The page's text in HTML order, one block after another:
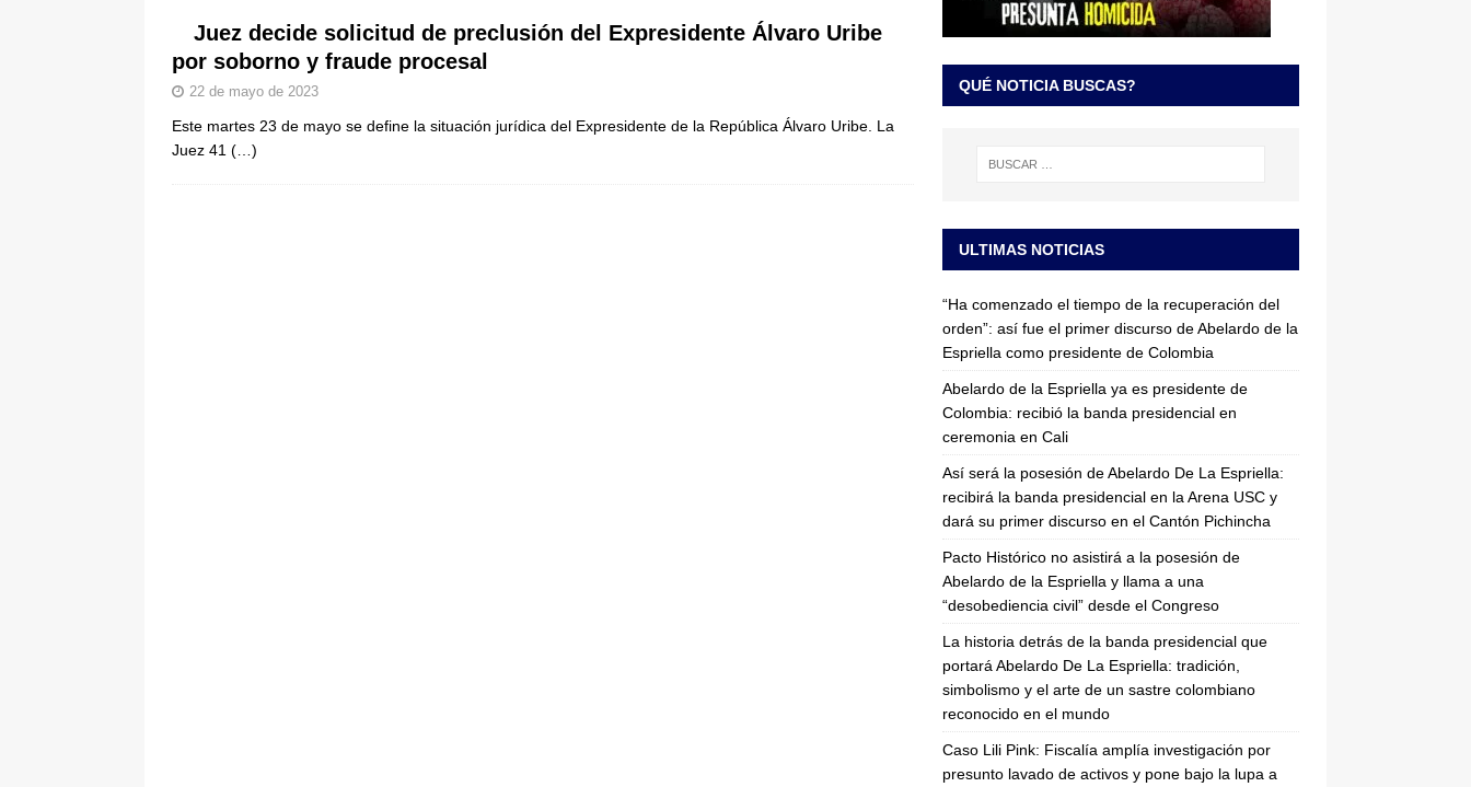
La historia detrás de la banda presidencial que portará Abelardo De La
Espriella: tradición, simbolismo y el arte de un sastre colombiano reconocido en el mundo
ÚLTIMO
Juez decide solicitud de preclusión del Expresidente Álvaro Uribe
por soborno y fraude procesal
22 de mayo de 2023
Este martes 23 de mayo se define la situación jurídica del Expresidente de la República Álvaro Uribe. La
Juez 41 (…)
QUÉ NOTICIA BUSCAS?
ULTIMAS NOTICIAS
“Ha comenzado el tiempo de la recuperación del
orden”: así fue el primer discurso de Abelardo de la
Espriella como presidente de Colombia
Abelardo de la Espriella ya es presidente de
Colombia: recibió la banda presidencial en
ceremonia en Cali
Así será la posesión de Abelardo De La Espriella:
recibirá la banda presidencial en la Arena USC y
dará su primer discurso en el Cantón Pichincha
Pacto Histórico no asistirá a la posesión de
Abelardo de la Espriella y llama a una
“desobediencia civil” desde el Congreso
La historia detrás de la banda presidencial que
portará Abelardo De La Espriella: tradición,
simbolismo y el arte de un sastre colombiano
reconocido en el mundo
Caso Lili Pink: Fiscalía amplía investigación por
presunto lavado de activos y pone bajo la lupa a